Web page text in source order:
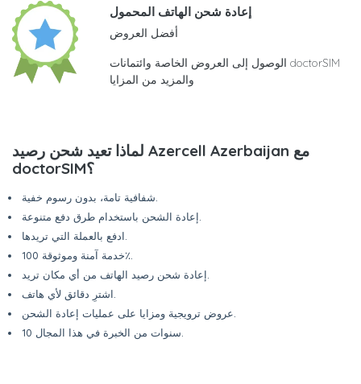
إعادة شحن الهاتف المحمول
أفضل العروض
الوصول إلى العروض الخاصة وائتمانات doctorSIM
والمزيد من المزايا
لماذا تعيد شحن رصيد Azercell Azerbaijan مع
doctorSIM؟
خدمة آمنة وموثوقة 100٪.